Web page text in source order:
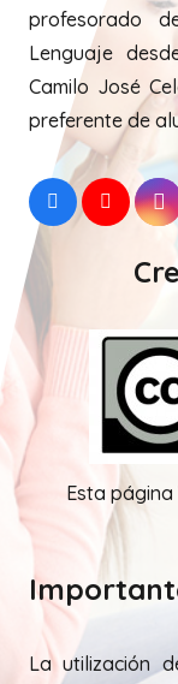
profesorado
Lenguaje
Camilo José
preferente de
Esta
La utilización